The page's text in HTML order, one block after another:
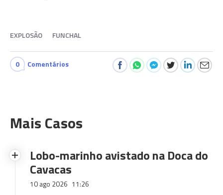
EXPLOSÃO FUNCHAL
0 Comentários
Mais Casos
Lobo-marinho avistado na Doca do
Cavacas
10 ago 2026 11:26